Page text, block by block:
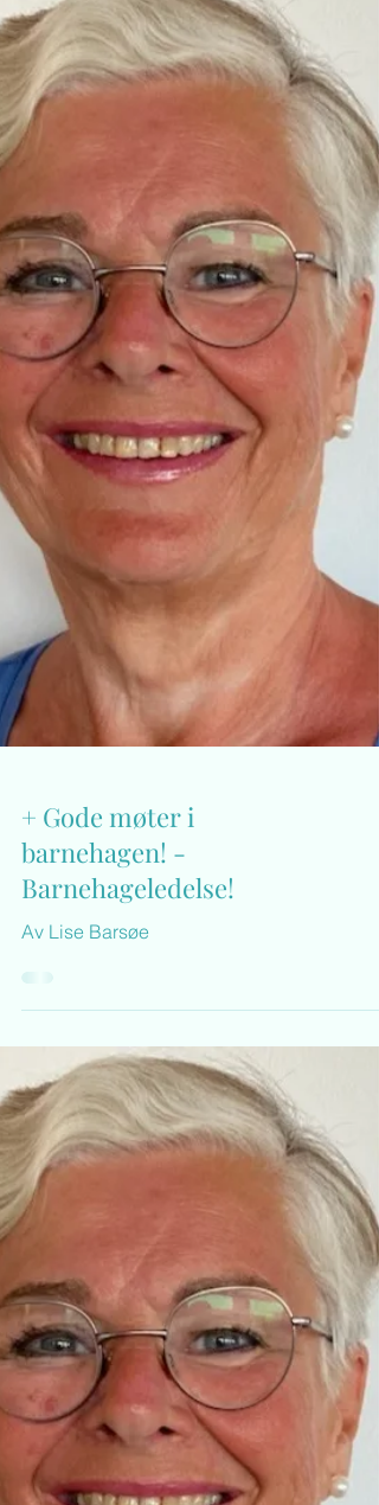
+ Gode møter i
barnehagen! -
Barnehageledelse!
Av Lise Barsøe